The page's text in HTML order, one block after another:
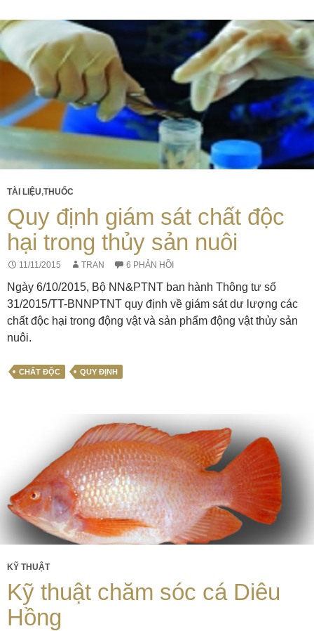
chứng
nhận
an
toàn
thực
phẩm
thủy
xuất
TÀI LIỆU,THUỐC
Quy định giám sát chất độc
hại trong thủy sản nuôi
11/11/2015 TRAN 6 PHẢN HỒI
Ngày 6/10/2015, Bộ NN&PTNT ban hành Thông tư số
31/2015/TT-BNNPTNT quy định về giám sát dư lượng các
chất độc hại trong động vật và sản phẩm động vật thủy sản
nuôi.
CHẤT ĐỘC QUY ĐỊNH
KỸ THUẬT
Kỹ thuật chăm sóc cá Diêu
Hồng